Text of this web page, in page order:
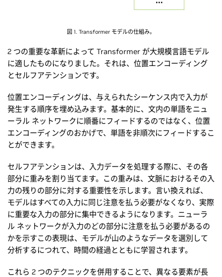
図 1. Transformer モデルの仕組み。
2 つの重要な革新によって Transformer が大規模言語モデル
に適したものになりました。それは、位置エンコーディング
とセルフアテンションです。
位置エンコーディングは、与えられたシーケンス内で入力が
発生する順序を埋め込みます。基本的に、文内の単語をニュ
ーラル ネットワークに順番にフィードするのではなく、位置
エンコーディングのおかげで、単語を非順次にフィードするこ
とができます。
セルフアテンションは、入力データを処理する際に、その各
部分に重みを割り当てます。この重みは、文脈におけるその入
力の残りの部分に対する重要性を示します。言い換えれば、
モデルはすべての入力に同じ注意を払う必要がなくなり、実際
に重要な入力の部分に集中できるようになります。ニューラ
ル ネットワークが入力のどの部分に注意を払う必要があるの
かを示すこの表現は、モデルが山のようなデータを選別して
分析するにつれて、時間の経過とともに学習されます。
これら 2 つのテクニックを併用することで、異なる要素が長